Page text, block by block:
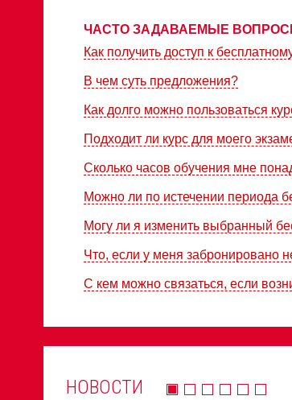
ЧАСТО ЗАДАВАЕМЫЕ
Как получить доступ к
В чем суть предложения?
Как долго можно пользоваться
Подходит ли курс для моего
Сколько часов обучения мне
Можно ли по истечении периода
Могу ли я изменить выбранный
Что, если у меня забронировано
С кем можно связаться, если
НОВОСТИ